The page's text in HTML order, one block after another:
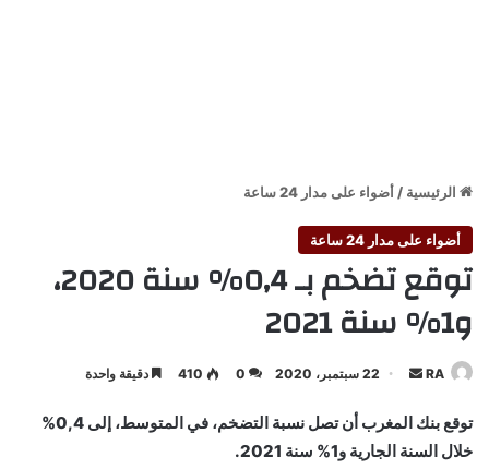
الرئيسية / أضواء على مدار 24 ساعة
أضواء على مدار 24 ساعة
توقع تضخم بـ 0,4% سنة 2020،
و1% سنة 2021
RA
أرسل
إلكترونيا
22 سبتمبر، 2020 0
410 دقيقة واحدة
توقع بنك المغرب أن تصل نسبة التضخم، في المتوسط، إلى 0,4%
خلال السنة الجارية و1% سنة 2021.